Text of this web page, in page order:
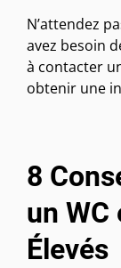
N’attendez
avez besoin
à contacter
obtenir une
8
un WC
Élevés